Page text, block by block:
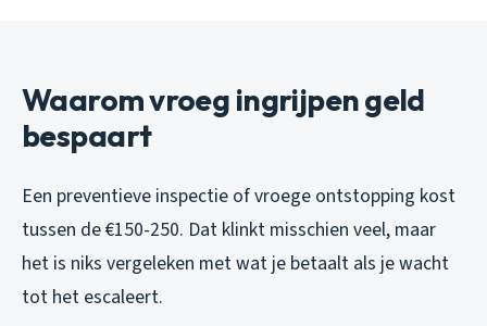
Waarom vroeg ingrijpen geld
bespaart
Een preventieve inspectie of vroege ontstopping kost
tussen de €150-250. Dat klinkt misschien veel, maar
het is niks vergeleken met wat je betaalt als je wacht
tot het escaleert.